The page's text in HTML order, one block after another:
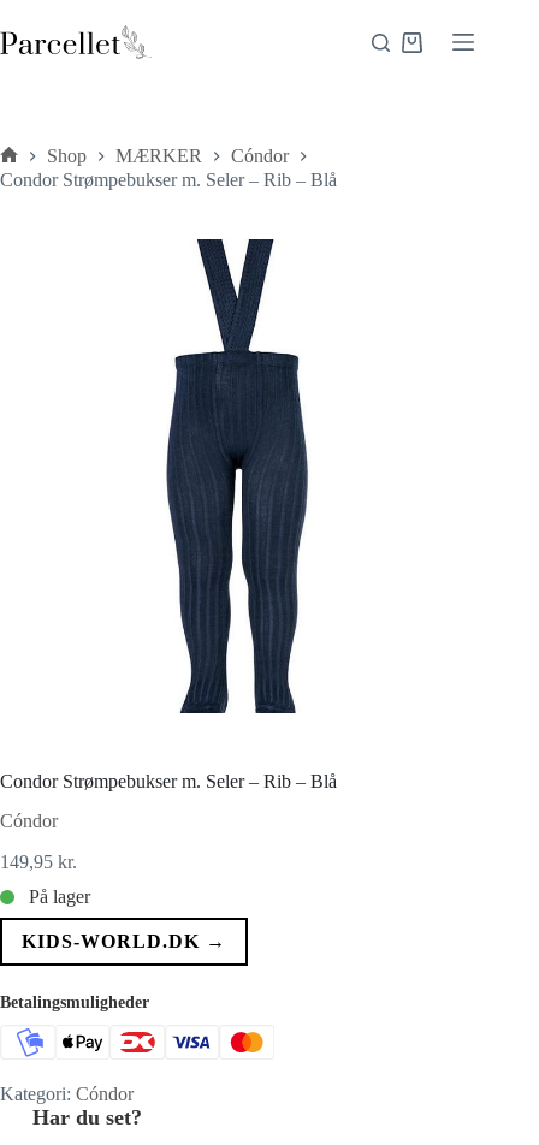
til
indhold
Indkøbskurv
Forside
Shop MÆRKER
Cóndor
Condor Strømpebukser m. Seler – Rib – Blå
Condor Strømpebukser m. Seler – Rib – Blå
Cóndor
149,95 kr.
På lager
KIDS-WORLD.DK →
Betalingsmuligheder
Kategori: Cóndor
Har du set?